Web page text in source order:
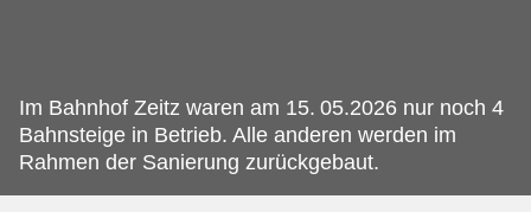
Im Bahnhof Zeitz waren am 15. 05.2026 nur noch 4
Bahnsteige in Betrieb. Alle anderen werden im
Rahmen der Sanierung zurückgebaut.